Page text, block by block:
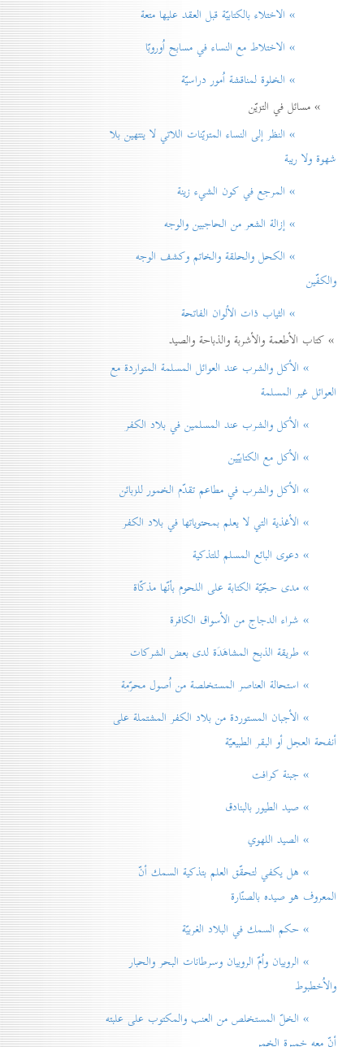
» الاختلاء بالكتابيّة قبل العقد عليها متعة
» الاختلاط مع النساء في مسابح اُوروبّا
» الخلوة لمناقشة اُمور دراسيّة
» مسائل في التزيّن
» النظر إلی النساء المتزيّنات اللاتي لا ينتهين بلا
شهوة ولا ريبة
» المرجع في كون الشيء زينة
» إزالة الشعر من الحاجبين والوجه
» الكحل والحلقة والخاتم وكشف الوجه
والكفّين
» الثياب ذات الألوان الفاتحة
» كتاب الأطعمة والأشربة والذباحة والصيد
» الأكل والشرب عند العوائل المسلمة المتواردة مع
العوائل غير المسلمة
» الأكل والشرب عند المسلمين في بلاد الكفر
» الأكل مع الكتابيّين
» الأكل والشرب في مطاعم تقدّم الخمور للزبائن
» الأغذية التي لا يعلم بمحتوياتها في بلاد الكفر
» دعوی البائع المسلم للتذكية
» مدی حجّيّة الكتابة على اللحوم بأنّها مذكّاة
» شراء الدجاج من الأسواق الكافرة
» طريقة الذبح المشاهَدَة لدی بعض الشركات
» استحالة العناصر المستخلصة من اُصول محرّمة
» الأجبان المستوردة من بلاد الكفر المشتملة على
أنفحة العجل أو البقر الطبيعيّة
» جبنة كرافت
» صيد الطيور بالبنادق
» الصيد اللهوي
» هل يكفي لتحقّق العلم بتذكية السمك أنّ
المعروف هو صيده بالصنّارة
» حكم السمك في البلاد الغربيّة
» الروبيان واُمّ الروبيان وسرطانات البحر والحبار
والاُخطبوط
» الخلّ المستخلص من العنب والمكتوب على علبته